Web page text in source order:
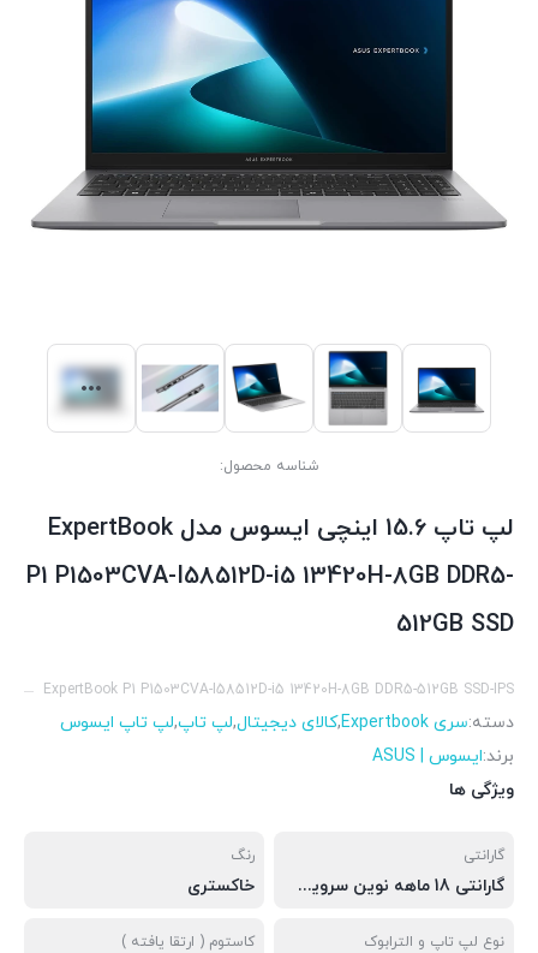
شناسه محصول:
لپ تاپ 15.6 اینچی ایسوس مدل ExpertBook
P1 P1503CVA-I58512D-i5 13420H-8GB DDR5-
512GB SSD
ExpertBook P1 P1503CVA-I58512D-i5 13420H-8GB DDR5-512GB SSD-IPS
دسته:سری Expertbook ,کالای دیجیتال,لپ تاپ,لپ تاپ ایسوس
برند:ایسوس | ASUS
ویژگی ها
گارانتی
گارانتی 18 ماهه نوین سرویس اطمینان پارس
رنگ
خاکستری
نوع لپ تاپ و الترابوک کاستوم ( ارتقا یافته )